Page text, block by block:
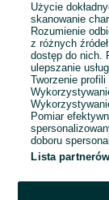
Odświeżono
Użycie
skanowanie
Rozumienie
z różnych
dostęp do nich.
ulepszanie
Tworzenie
Pomiar
doboru
Lista